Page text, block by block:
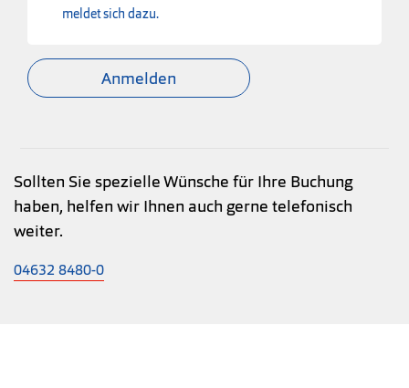
meldet sich dazu.
Anmelden
Sollten Sie spezielle Wünsche für Ihre Buchung
haben, helfen wir Ihnen auch gerne telefonisch
weiter.
04632 8480-0